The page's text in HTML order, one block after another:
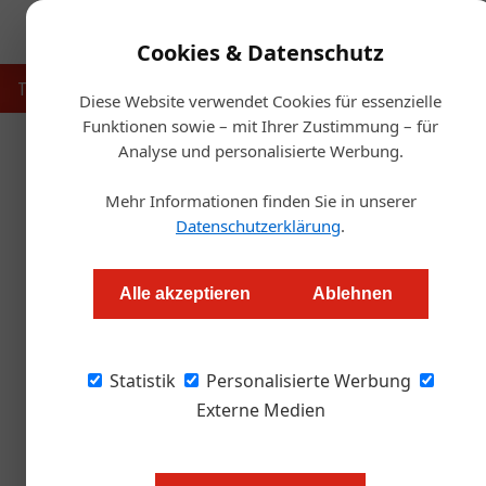
Cookies & Datenschutz
Diese Website verwendet Cookies für essenzielle
Funktionen sowie – mit Ihrer Zustimmung – für
Analyse und personalisierte Werbung.
Mehr Informationen finden Sie in unserer
Datenschutzerklärung.
Alle akzeptieren Ablehnen
Statistik
Personalisierte Werbung
Externe Medien
Touristik
Glorious Bastards holt
Redaktion
goldene Palme ging nach Linz.
Bastards aus Linz die goldene